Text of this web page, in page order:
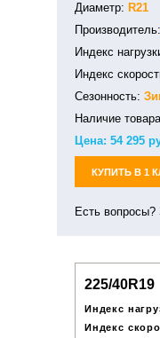
Диаметр: R21
Производитель:
Индекс
Индекс
Сезонность:
Наличие
Цена: 54 295
КУПИТЬ В 1
Есть вопросы?
225/40R19
Индекс
Индекс